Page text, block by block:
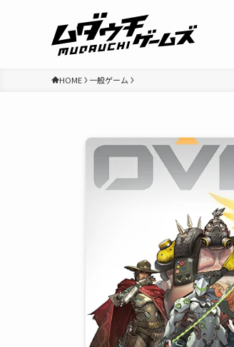
HOME 一般ゲーム